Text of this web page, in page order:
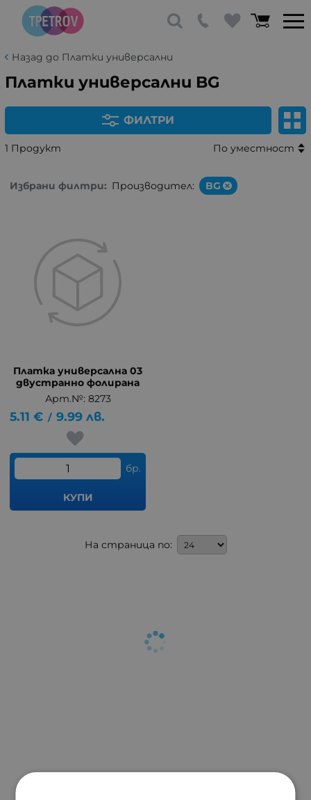
Назад до Платки универсални
Платки универсални BG
ФИЛТРИ
1 Продукт По уместност
Избрани филтри: Производител: BG
Платка универсална 03
двустранно фолирана
Арт.№: 8273
5.11 € / 9.99 лв.
бр.
КУПИ
На страница по: